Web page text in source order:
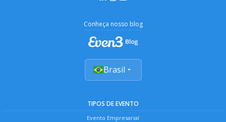
Conheça nosso blog
Brasil
TIPOS DE EVENTO
Evento Empresarial